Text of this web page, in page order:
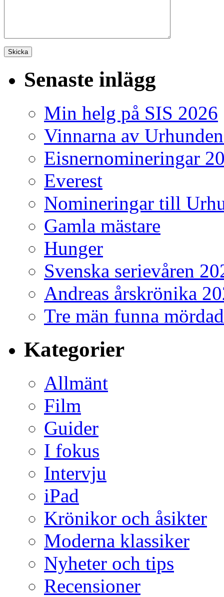
Senaste inlägg
Min helg på SIS 2026
Vinnarna av
Eisnernomineringar
Everest
Nomineringar till
Gamla mästare
Hunger
Svenska serievåren
Andreas årskrönika
Tre män funna
Kategorier
Allmänt
Film
Guider
I fokus
Intervju
iPad
Krönikor och åsikter
Moderna klassiker
Nyheter och tips
Recensioner